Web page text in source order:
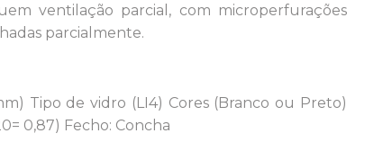
ventilação parcial, com microperfurações
parcialmente.
Tipo de vidro (LI4) Cores (Branco ou Preto)
0,87) Fecho: Concha